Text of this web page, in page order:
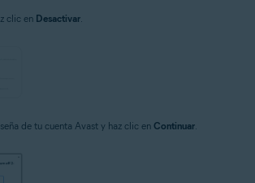
clic en Desactivar
de tu cuenta Avast y haz clic en Continuar